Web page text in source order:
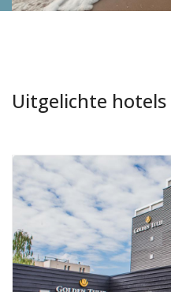
Uitgelichte hotels